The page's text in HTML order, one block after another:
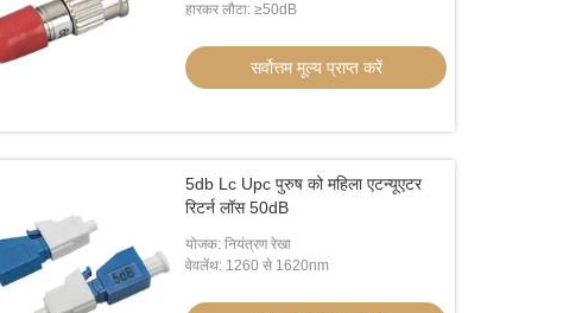
हारकर लौटा: ≥50dB
सर्वोत्तम मूल्य प्राप्त करें
5db Lc Upc पुरुष को महिला एटन्यूएटर
रिटर्न लॉस 50dB
योजक: नियंत्रण रेखा
वेवलेंथ: 1260 से 1620nm